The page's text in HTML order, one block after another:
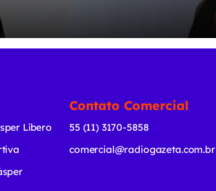
Líbero
Contato Comercial
55 (11) 3170-5858
comercial@radiogazeta.com.br